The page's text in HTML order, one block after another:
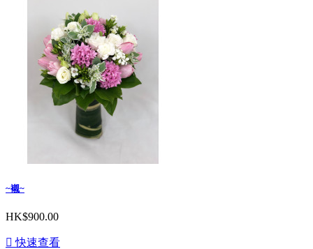
~襯~
HK$900.00
 快速查看